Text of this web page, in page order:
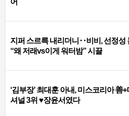
어
지퍼 스르륵 내리더니‥비비, 선정성
“왜 저래vs이게 워터밤” 시끌
‘김부장’ 최대훈 아내, 미스코리아 善
셔널 3위 ♥장윤서였다